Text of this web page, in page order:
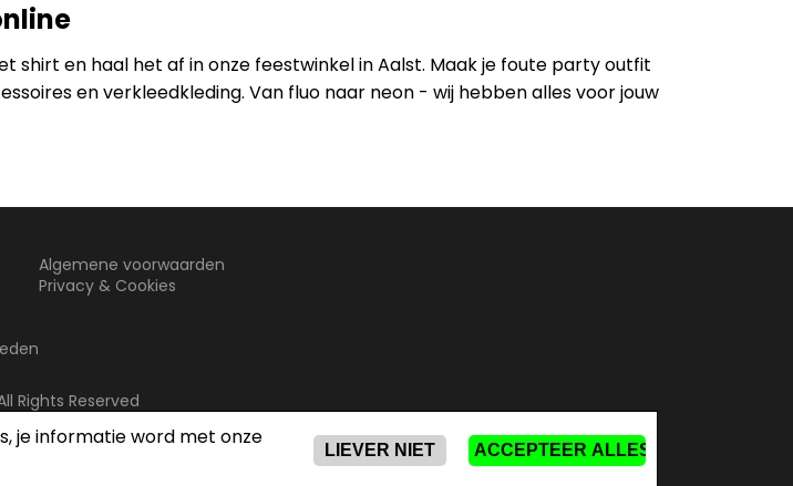
shirt en haal het af in onze feestwinkel in Aalst. Maak je foute party outfit
en verkleedkleding. Van fluo naar neon - wij hebben alles voor jouw
Algemene voorwaarden
Privacy & Cookies
Rights Reserved
je informatie word met onze